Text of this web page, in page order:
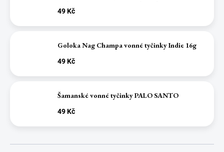
49 Kč
Goloka Nag Champa vonné tyčinky Indie 16g
49 Kč
Šamanské vonné tyčinky PALO SANTO
49 Kč